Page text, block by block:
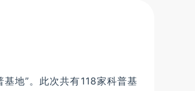
地”。此次共有118家科普基